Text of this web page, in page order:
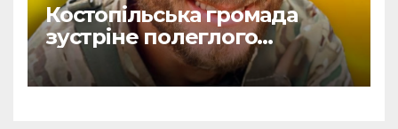
Костопільська громада
зустріне полеглого
головного сержанта Сергія
Василюка